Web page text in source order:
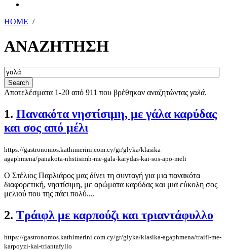
HOME /
ΑΝΑΖΗΤΗΣΗ
Αποτελέσματα 1-20 από 911 που βρέθηκαν αναζητώντας γαλά.
1. Πανακότα νηστίσιμη, με γάλα καρύδας
και σος από μέλι
https://gastronomos.kathimerini.com.cy/gr/glyka/klasika-
agaphmena/panakota-nhstisimh-me-gala-karydas-kai-sos-apo-meli
Ο Στέλιος Παρλιάρος μας δίνει τη συνταγή για μια πανακότα
διαφορετική, νηστίσιμη, με αρώματα καρύδας και μια εύκολη σος
μελιού που της πάει πολύ....
2. Τράιφλ με καρπούζι και τριαντάφυλλο
https://gastronomos.kathimerini.com.cy/gr/glyka/klasika-agaphmena/traifl-me-
karpoyzi-kai-triantafyllo